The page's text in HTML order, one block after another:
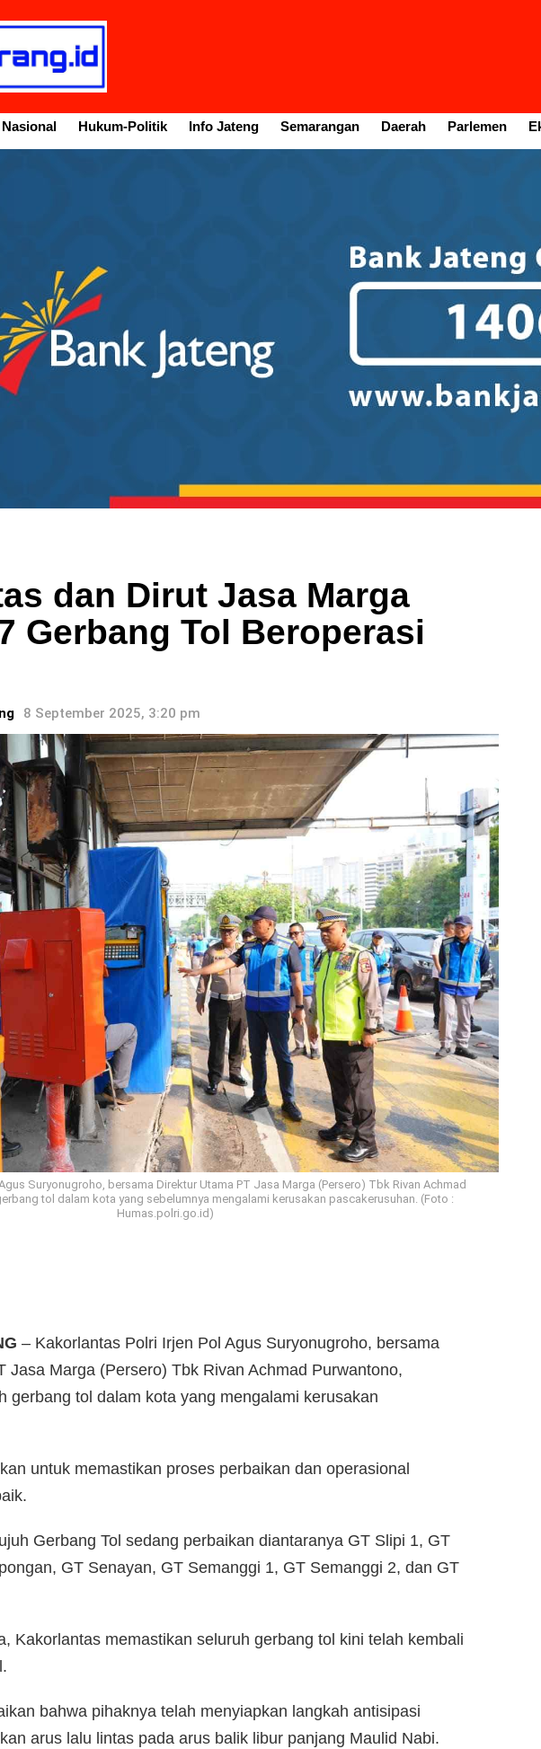
Nasional Hukum-Politik Info Jateng Semarangan Daerah Parlemen
dan Dirut Jasa Marga
Gerbang Tol Beroperasi
8 September 2025, 3:20 pm
Suryonugroho, bersama Direktur Utama PT Jasa Marga (Persero) Tbk Rivan Achmad
tol dalam kota yang sebelumnya mengalami kerusakan pascakerusuhan. (Foto :
Humas.polri.go.id)
– Kakorlantas Polri Irjen Pol Agus Suryonugroho, bersama
Jasa Marga (Persero) Tbk Rivan Achmad Purwantono,
gerbang tol dalam kota yang mengalami kerusakan
untuk memastikan proses perbaikan dan operasional
Gerbang Tol sedang perbaikan diantaranya GT Slipi 1, GT
GT Senayan, GT Semanggi 1, GT Semanggi 2, dan GT
Kakorlantas memastikan seluruh gerbang tol kini telah kembali
bahwa pihaknya telah menyiapkan langkah antisipasi
arus lalu lintas pada arus balik libur panjang Maulid Nabi.